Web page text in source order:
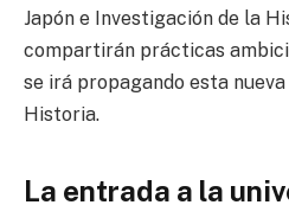
Japón e Investigación de la
compartirán prácticas
se irá propagando esta
Historia.
La entrada a la